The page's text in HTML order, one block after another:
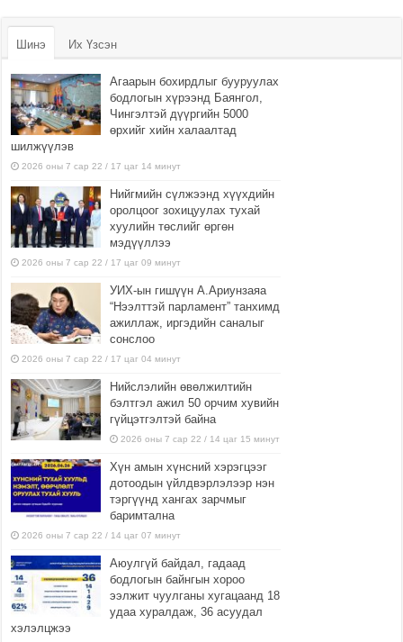
Шинэ Их Үзсэн
Агаарын бохирдлыг бууруулах
бодлогын хүрээнд Баянгол,
Чингэлтэй дүүргийн 5000
өрхийг хийн халаалтад
шилжүүлэв
2026 оны 7 сар 22 / 17 цаг 14 минут
Нийгмийн сүлжээнд хүүхдийн
оролцоог зохицуулах тухай
хуулийн төслийг өргөн
мэдүүллээ
2026 оны 7 сар 22 / 17 цаг 09 минут
УИХ-ын гишүүн А.Ариунзаяа
“Нээлттэй парламент” танхимд
ажиллаж, иргэдийн саналыг
сонслоо
2026 оны 7 сар 22 / 17 цаг 04 минут
Нийслэлийн өвөлжилтийн
бэлтгэл ажил 50 орчим хувийн
гүйцэтгэлтэй байна
2026 оны 7 сар 22 / 14 цаг 15 минут
Хүн амын хүнсний хэрэгцээг
дотоодын үйлдвэрлэлээр нэн
тэргүүнд хангах зарчмыг
баримтална
2026 оны 7 сар 22 / 14 цаг 07 минут
Аюулгүй байдал, гадаад
бодлогын байнгын хороо
ээлжит чуулганы хугацаанд 18
удаа хуралдаж, 36 асуудал
хэлэлцжээ